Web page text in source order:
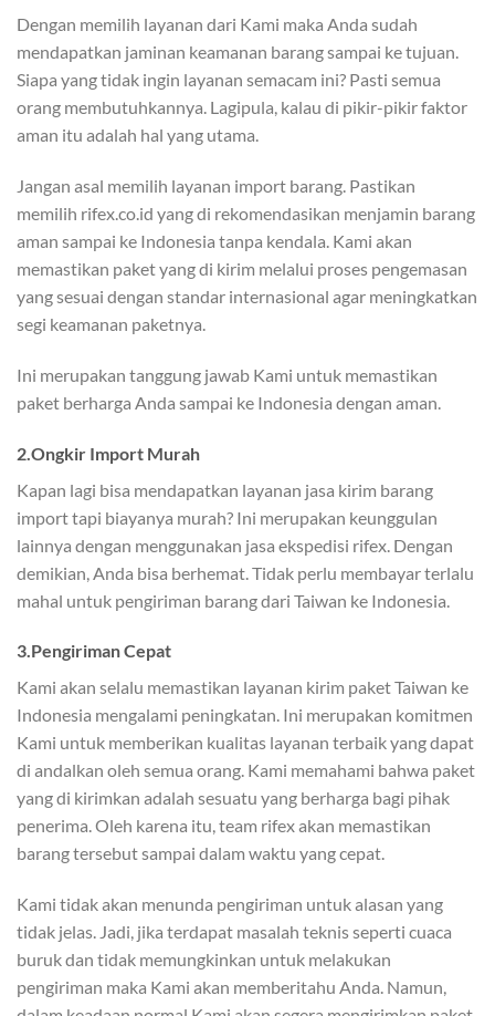
Dengan memilih layanan dari Kami maka Anda sudah
mendapatkan jaminan keamanan barang sampai ke tujuan.
Siapa yang tidak ingin layanan semacam ini? Pasti semua
orang membutuhkannya. Lagipula, kalau di pikir-pikir faktor
aman itu adalah hal yang utama.
Jangan asal memilih layanan import barang. Pastikan
memilih rifex.co.id yang di rekomendasikan menjamin barang
aman sampai ke Indonesia tanpa kendala. Kami akan
memastikan paket yang di kirim melalui proses pengemasan
yang sesuai dengan standar internasional agar meningkatkan
segi keamanan paketnya.
Ini merupakan tanggung jawab Kami untuk memastikan
paket berharga Anda sampai ke Indonesia dengan aman.
2.Ongkir Import Murah
Kapan lagi bisa mendapatkan layanan jasa kirim barang
import tapi biayanya murah? Ini merupakan keunggulan
lainnya dengan menggunakan jasa ekspedisi rifex. Dengan
demikian, Anda bisa berhemat. Tidak perlu membayar terlalu
mahal untuk pengiriman barang dari Taiwan ke Indonesia.
3.Pengiriman Cepat
Kami akan selalu memastikan layanan kirim paket Taiwan ke
Indonesia mengalami peningkatan. Ini merupakan komitmen
Kami untuk memberikan kualitas layanan terbaik yang dapat
di andalkan oleh semua orang. Kami memahami bahwa paket
yang di kirimkan adalah sesuatu yang berharga bagi pihak
penerima. Oleh karena itu, team rifex akan memastikan
barang tersebut sampai dalam waktu yang cepat.
Kami tidak akan menunda pengiriman untuk alasan yang
tidak jelas. Jadi, jika terdapat masalah teknis seperti cuaca
buruk dan tidak memungkinkan untuk melakukan
pengiriman maka Kami akan memberitahu Anda. Namun,